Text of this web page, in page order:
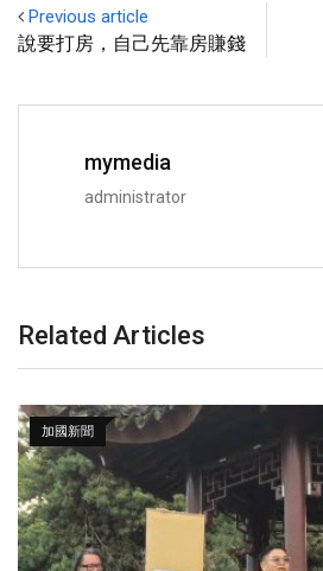
Previous article
說要打房，自己先靠房賺錢
mymedia
administrator
Related Articles
加國新聞